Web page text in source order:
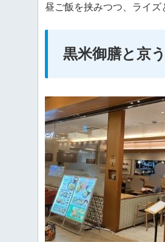
昼ご飯を挟みつつ、ライズ
黒米御膳と京